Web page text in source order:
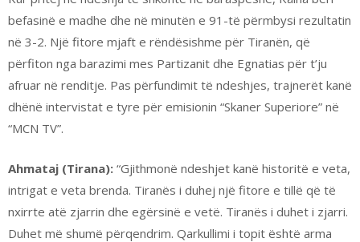
befasinë e madhe dhe në minutën e 91-të përmbysi rezultatin
në 3-2. Një fitore mjaft e rëndësishme për Tiranën, që
përfiton nga barazimi mes Partizanit dhe Egnatias për t’ju
afruar në renditje. Pas përfundimit të ndeshjes, trajnerët kanë
dhënë intervistat e tyre për emisionin “Skaner Superiore” në
“MCN TV”.
Ahmataj (Tirana): “Gjithmonë ndeshjet kanë historitë e veta,
intrigat e veta brenda. Tiranës i duhej një fitore e tillë që të
nxirrte atë zjarrin dhe egërsinë e vetë. Tiranës i duhet i zjarri.
Duhet më shumë përqendrim. Qarkullimi i topit është arma